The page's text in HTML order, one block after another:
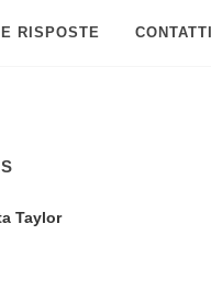
RISPOSTE
Taylor